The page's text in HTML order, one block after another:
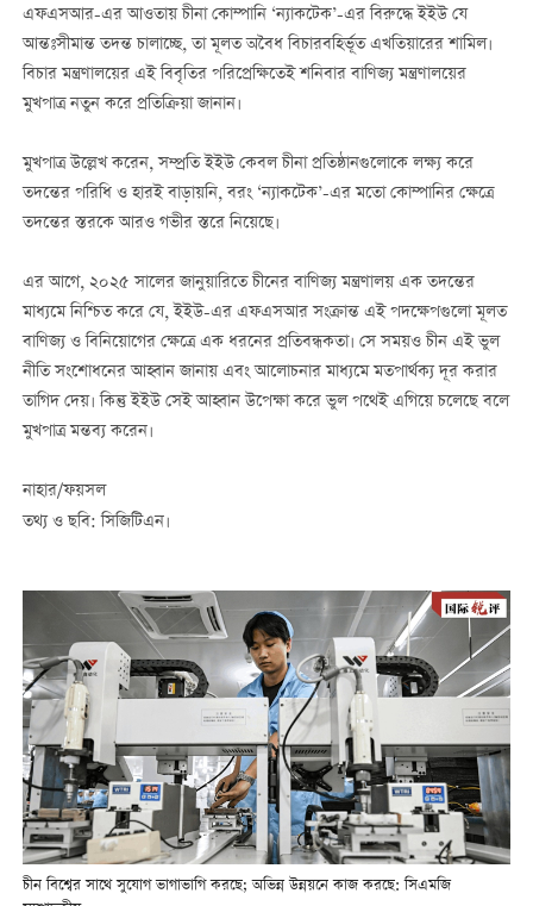
এফএসআর-এর আওতায় চীনা কোম্পানি ‘ন্যাকটেক’-এর বিরুদ্ধে ইইউ যে
আন্তঃসীমান্ত তদন্ত চালাচ্ছে, তা মূলত অবৈধ বিচারবহির্ভূত এখতিয়ারের শামিল।
বিচার মন্ত্রণালয়ের এই বিবৃতির পরিপ্রেক্ষিতেই শনিবার বাণিজ্য মন্ত্রণালয়ের
মুখপাত্র নতুন করে প্রতিক্রিয়া জানান।
মুখপাত্র উল্লেখ করেন, সম্প্রতি ইইউ কেবল চীনা প্রতিষ্ঠানগুলোকে লক্ষ্য করে
তদন্তের পরিধি ও হারই বাড়ায়নি, বরং ‘ন্যাকটেক’-এর মতো কোম্পানির ক্ষেত্রে
তদন্তের স্তরকে আরও গভীর স্তরে নিয়েছে।
এর আগে, ২০২৫ সালের জানুয়ারিতে চীনের বাণিজ্য মন্ত্রণালয় এক তদন্তের
মাধ্যমে নিশ্চিত করে যে, ইইউ-এর এফএসআর সংক্রান্ত এই পদক্ষেপগুলো মূলত
বাণিজ্য ও বিনিয়োগের ক্ষেত্রে এক ধরনের প্রতিবন্ধকতা। সে সময়ও চীন এই ভুল
নীতি সংশোধনের আহ্বান জানায় এবং আলোচনার মাধ্যমে মতপার্থক্য দূর করার
তাগিদ দেয়। কিন্তু ইইউ সেই আহ্বান উপেক্ষা করে ভুল পথেই এগিয়ে চলেছে বলে
মুখপাত্র মন্তব্য করেন।
নাহার/ফয়সল
তথ্য ও ছবি: সিজিটিএন।
চীন বিশ্বের সাথে সুযোগ ভাগাভাগি করছে; অভিন্ন উন্নয়নে কাজ করছে: সিএমজি